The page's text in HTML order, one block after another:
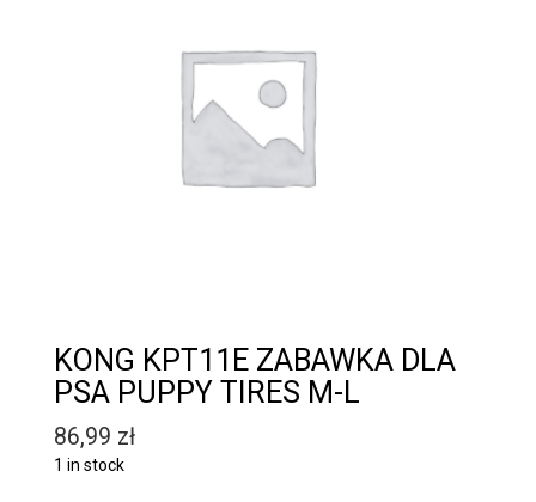
KONG KPT11E ZABAWKA DLA
PSA PUPPY TIRES M-L
86,99 zł
1 in stock